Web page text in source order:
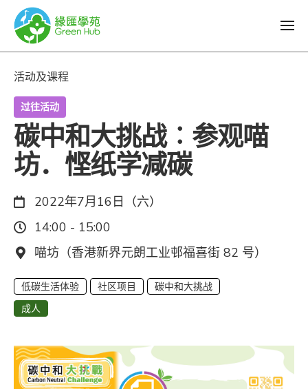
活动及课程
过往活动
碳中和大挑战︰参观喵
坊．悭纸学减碳
日期：
2022年7月16日（六）
时间：
14:00 - 15:00
地点：
喵坊（香港新界元朗工业邨福喜街 82 号）
低碳生活体验 社区项目
碳中和大挑战
成人